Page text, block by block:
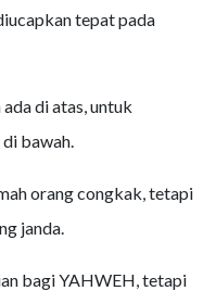
tepat pada
di atas, untuk
bawah.
orang congkak, tetapi
janda.
bagi YAHWEH, tetapi